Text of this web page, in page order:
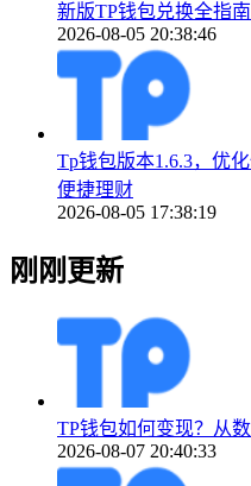
新版TP钱包兑换全指
2026-08-05 20:38:46
Tp钱包版本1.6.3，优
便捷理财
2026-08-05 17:38:19
刚刚更新
TP钱包如何变现？从
2026-08-07 20:40:33